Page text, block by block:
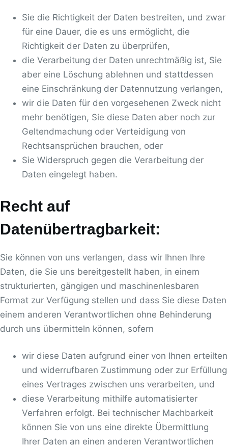
Sie die Richtigkeit der Daten bestreiten, und zwar
für eine Dauer, die es uns ermöglicht, die
Richtigkeit der Daten zu überprüfen,
die Verarbeitung der Daten unrechtmäßig ist, Sie
aber eine Löschung ablehnen und stattdessen
eine Einschränkung der Datennutzung verlangen,
wir die Daten für den vorgesehenen Zweck nicht
mehr benötigen, Sie diese Daten aber noch zur
Geltendmachung oder Verteidigung von
Rechtsansprüchen brauchen, oder
Sie Widerspruch gegen die Verarbeitung der
Daten eingelegt haben.
Recht auf
Datenübertragbarkeit:
Sie können von uns verlangen, dass wir Ihnen Ihre
Daten, die Sie uns bereitgestellt haben, in einem
strukturierten, gängigen und maschinenlesbaren
Format zur Verfügung stellen und dass Sie diese Daten
einem anderen Verantwortlichen ohne Behinderung
durch uns übermitteln können, sofern
wir diese Daten aufgrund einer von Ihnen erteilten
und widerrufbaren Zustimmung oder zur Erfüllung
eines Vertrages zwischen uns verarbeiten, und
diese Verarbeitung mithilfe automatisierter
Verfahren erfolgt. Bei technischer Machbarkeit
können Sie von uns eine direkte Übermittlung
Ihrer Daten an einen anderen Verantwortlichen